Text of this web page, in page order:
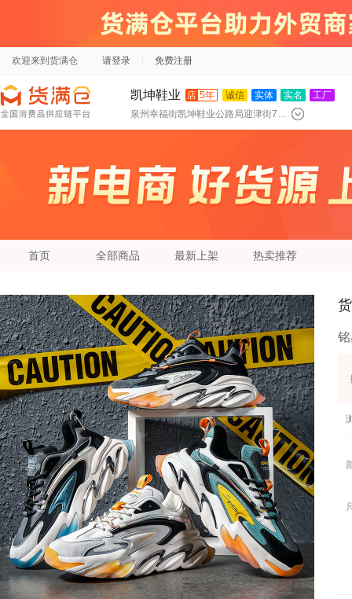
欢迎来到货满仓 请登录 免费注册
凯坤鞋业 店 5年 诚信 实体 实名
工厂
泉州幸福街凯坤鞋业公路局迎津街72号旭阳同店
首页 全部商品 最新上架 热卖推荐